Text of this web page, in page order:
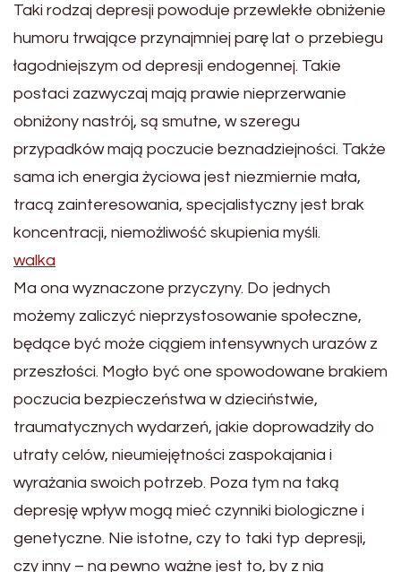
Taki rodzaj depresji powoduje przewlekłe obniżenie
humoru trwające przynajmniej parę lat o przebiegu
łagodniejszym od depresji endogennej. Takie
postaci zazwyczaj mają prawie nieprzerwanie
obniżony nastrój, są smutne, w szeregu
przypadków mają poczucie beznadziejności. Także
sama ich energia życiowa jest niezmiernie mała,
tracą zainteresowania, specjalistyczny jest brak
koncentracji, niemożliwość skupienia myśli.
walka
Ma ona wyznaczone przyczyny. Do jednych
możemy zaliczyć nieprzystosowanie społeczne,
będące być może ciągiem intensywnych urazów z
przeszłości. Mogło być one spowodowane brakiem
poczucia bezpieczeństwa w dzieciństwie,
traumatycznych wydarzeń, jakie doprowadziły do
utraty celów, nieumiejętności zaspokajania i
wyrażania swoich potrzeb. Poza tym na taką
depresję wpływ mogą mieć czynniki biologiczne i
genetyczne. Nie istotne, czy to taki typ depresji,
czy inny – na pewno ważne jest to, by z nią